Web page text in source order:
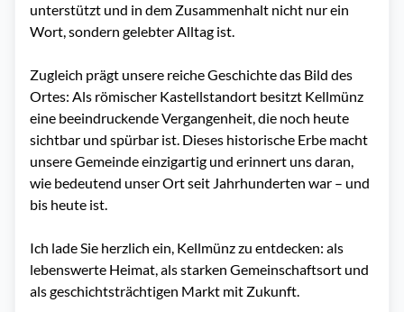
unterstützt und in dem Zusammenhalt nicht nur ein
Wort, sondern gelebter Alltag ist.
Zugleich prägt unsere reiche Geschichte das Bild des
Ortes: Als römischer Kastellstandort besitzt Kellmünz
eine beeindruckende Vergangenheit, die noch heute
sichtbar und spürbar ist. Dieses historische Erbe macht
unsere Gemeinde einzigartig und erinnert uns daran,
wie bedeutend unser Ort seit Jahrhunderten war – und
bis heute ist.
Ich lade Sie herzlich ein, Kellmünz zu entdecken: als
lebenswerte Heimat, als starken Gemeinschaftsort und
als geschichtsträchtigen Markt mit Zukunft.